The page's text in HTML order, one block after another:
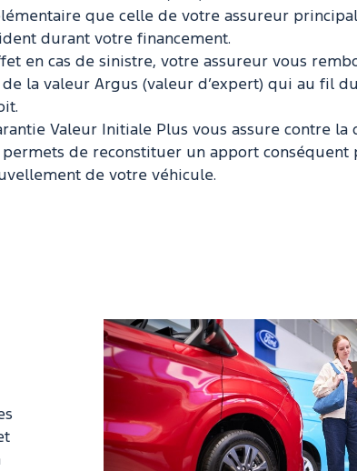
que celle de votre assureur principal
durant votre financement.
en cas de sinistre, votre assureur vous
de la valeur Argus (valeur d’expert) qui au fil
Valeur Initiale Plus vous assure contre la
permets de reconstituer un apport conséquent
de votre véhicule.